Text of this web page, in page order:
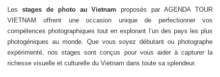
Les stages de photo au Vietnam proposés par AGENDA TOUR
VIETNAM offrent une occasion unique de perfectionner vos
compétences photographiques tout en explorant l’un des pays les plus
photogéniques au monde. Que vous soyez débutant ou photographe
expérimenté, nos stages sont conçus pour vous aider à capturer la
richesse visuelle et culturelle du Vietnam dans toute sa splendeur.